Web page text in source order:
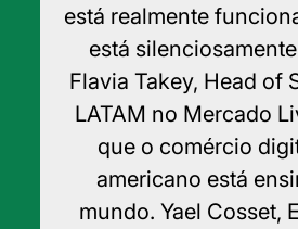
está realmente
está
Flavia Takey, Head of
LATAM no Mercado
que o comércio
americano está
mundo. Yael Cosset,